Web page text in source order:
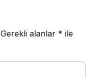
Gerekli alanlar * ile